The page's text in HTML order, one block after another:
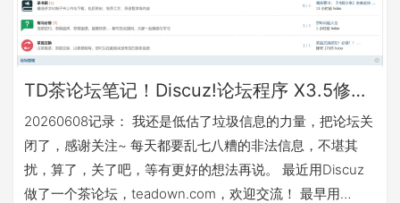
TD茶论坛笔记！Discuz!论坛程序 X3.5修改版权信息和顶部Power内容（PC+移动版）
20260608记录： 我还是低估了垃圾信息的力量，把论坛关
闭了，感谢关注~ 每天都要乱七八糟的非法信息，不堪其
扰，算了，关了吧，等有更好的想法再说。 最近用Discuz
做了一个茶论坛，teadown.com，欢迎交流！ 最早用